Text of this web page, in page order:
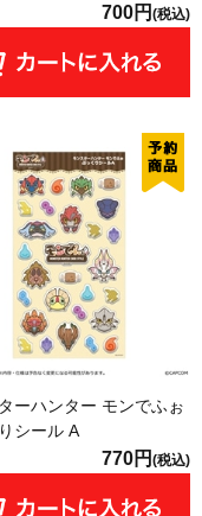
700円 (税込)
ーハンター モンでふぉ
シール A
770円 (税込)